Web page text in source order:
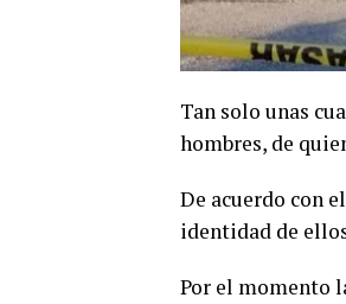
Tan solo unas
hombres, de
De acuerdo con
identidad de
Por el momento